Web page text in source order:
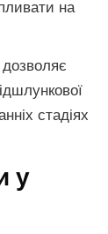
на
дозволяє
стадіях
у